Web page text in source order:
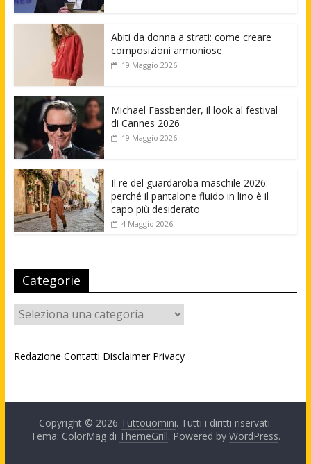
Abiti da donna a strati: come creare
composizioni armoniose
19 Maggio 2026
Michael Fassbender, il look al festival
di Cannes 2026
19 Maggio 2026
Il re del guardaroba maschile 2026:
perché il pantalone fluido in lino è il
capo più desiderato
4 Maggio 2026
Categorie
Categorie
Redazione Contatti Disclaimer Privacy
Copyright © 2026 Tuttouomini. Tutti i diritti riservati.
Tema: ColorMag di ThemeGrill. Powered by WordPress.